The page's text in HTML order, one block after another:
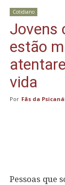
Cotidiano
Jovens
estão
vida
Por Fãs da
Pessoas que